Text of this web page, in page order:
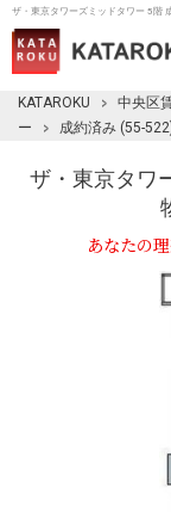
ザ・東京タワーズミッドタワー 5階
KATAROKU 中央区
ー
成約済み (55-
ザ・東京タワ
あなたの